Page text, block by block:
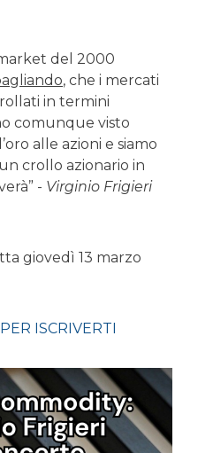
del 2000
, che i mercati
in termini
comunque visto
alle azioni e siamo
crollo azionario in
- Virginio Frigieri
giovedì 13 marzo
ISCRIVERTI